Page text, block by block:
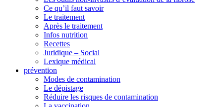
Ce qu’il faut savoir
Le traitement
Après le traitement
Infos nutrition
Recettes
Juridique – Social
Lexique médical
prévention
Modes de contamination
Le dépistage
Réduire les risques de contamination